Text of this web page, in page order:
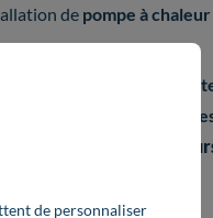
de personnaliser
de pompe à
réseau d'